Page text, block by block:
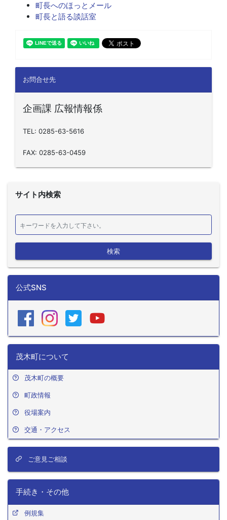
町長へのほっとメール
町長と語る談話室
お問合せ先
企画課 広報情報係
TEL: 0285-63-5616
FAX: 0285-63-0459
サイト内検索
検索
公式SNS
茂木町について
茂木町の概要
町政情報
役場案内
交通・アクセス
ご意見ご相談
手続き・その他
例規集